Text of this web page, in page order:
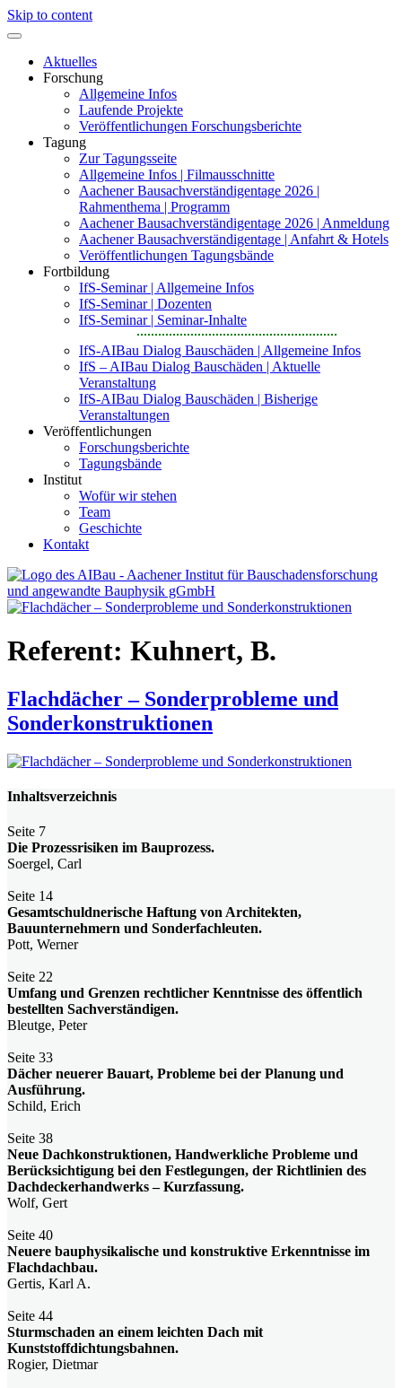
Skip to content
Aktuelles
Forschung
Allgemeine Infos
Laufende Projekte
Veröffentlichungen Forschungsberichte
Tagung
Zur Tagungsseite
Allgemeine Infos | Filmausschnitte
Aachener Bausachverständigentage 2026 |
Rahmenthema | Programm
Aachener Bausachverständigentage 2026 | Anmeldung
Aachener Bausachverständigentage | Anfahrt & Hotels
Veröffentlichungen Tagungsbände
Fortbildung
IfS-Seminar | Allgemeine Infos
IfS-Seminar | Dozenten
IfS-Seminar | Seminar-Inhalte
IfS-AIBau Dialog Bauschäden | Allgemeine Infos
IfS – AIBau Dialog Bauschäden | Aktuelle
Veranstaltung
IfS-AIBau Dialog Bauschäden | Bisherige
Veranstaltungen
Veröffentlichungen
Forschungsberichte
Tagungsbände
Institut
Wofür wir stehen
Team
Geschichte
Kontakt
angewandte Bauphysik
Referent: Kuhnert, B.
Flachdächer – Sonderprobleme und
Sonderkonstruktionen
Inhaltsverzeichnis
Seite 7
Die Prozessrisiken im Bauprozess.
Soergel, Carl
Seite 14
Gesamtschuldnerische Haftung von Architekten,
Bauunternehmern und Sonderfachleuten.
Pott, Werner
Seite 22
Umfang und Grenzen rechtlicher Kenntnisse des öffentlich
bestellten Sachverständigen.
Bleutge, Peter
Seite 33
Dächer neuerer Bauart, Probleme bei der Planung und
Ausführung.
Schild, Erich
Seite 38
Neue Dachkonstruktionen, Handwerkliche Probleme und
Berücksichtigung bei den Festlegungen, der Richtlinien des
Dachdeckerhandwerks – Kurzfassung.
Wolf, Gert
Seite 40
Neuere bauphysikalische und konstruktive Erkenntnisse im
Flachdachbau.
Gertis, Karl A.
Seite 44
Sturmschaden an einem leichten Dach mit
Kunststoffdichtungsbahnen.
Rogier, Dietmar